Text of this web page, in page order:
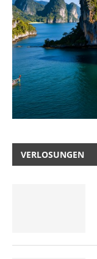
VERLOSUNGEN